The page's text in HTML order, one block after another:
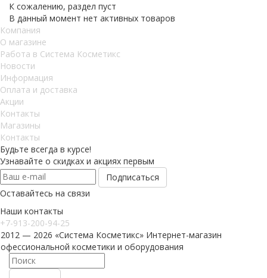
К сожалению, раздел пуст
В данный момент нет активных товаров
Компания
О магазине
Работа в Система Косметикс
Новости
Информация
Оплата и доставка
Акции
Контакты
Магазины
Контакты
Будьте всегда в курсе!
Узнавайте о скидках и акциях первым
Оставайтесь на связи
Наши контакты
+7-913-200-94-25
— 2026 «Система Косметикс» Интернет-магазин
косметики и оборудования